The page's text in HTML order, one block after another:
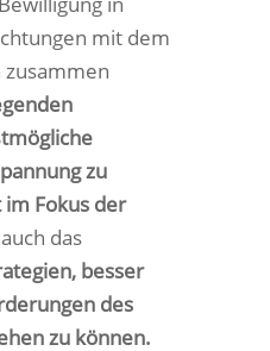
mit dem
zu
Fokus der
das
besser
des
zu können.